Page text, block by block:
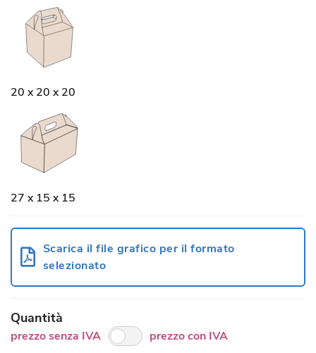
20 x 20 x 20
27 x 15 x 15
Scarica il file grafico per il formato
selezionato
Quantità
prezzo senza IVA prezzo con IVA